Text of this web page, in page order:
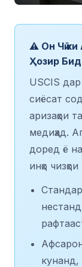
⚠️ Он Чӣ
Ҳозир
USCIS
сиёсат
аризаҳои
медиҳад.
доред ё
инҳо